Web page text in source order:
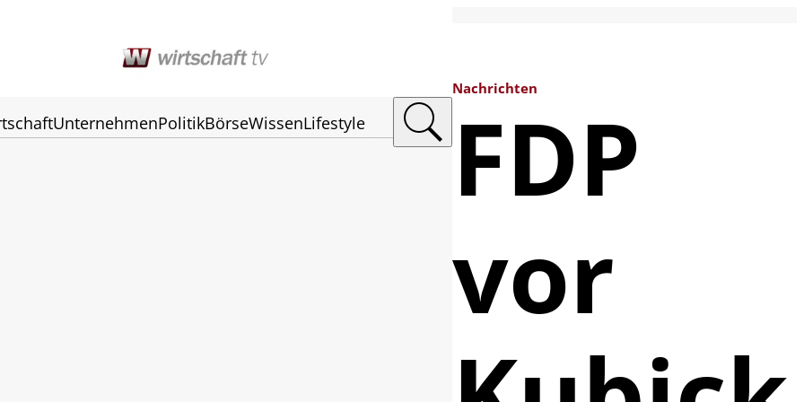
UnternehmenPolitikBörseWissenLifestyle
Nachrichten
FDP
vor